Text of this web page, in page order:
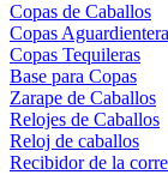
Copas de Caballos
Copas
Copas Tequileras
Base para Copas
Zarape de Caballos
Relojes de Caballos
Reloj de caballos
Recibidor de la